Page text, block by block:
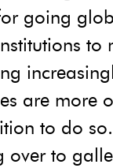
going
to
are more
to do
over to